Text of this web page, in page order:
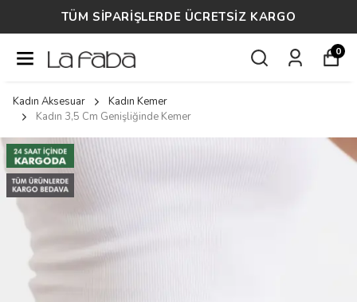
TÜM SİPARİŞLERDE ÜCRETSİZ KARGO
0
Kadın Aksesuar
Kadın Kemer
Kadın 3,5 Cm Genişliğinde Kemer